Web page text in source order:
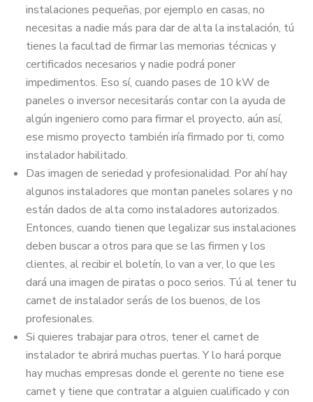
instalaciones pequeñas, por ejemplo en casas, no
necesitas a nadie más para dar de alta la instalación, tú
tienes la facultad de firmar las memorias técnicas y
certificados necesarios y nadie podrá poner
impedimentos. Eso sí, cuando pases de 10 kW de
paneles o inversor necesitarás contar con la ayuda de
algún ingeniero como para firmar el proyecto, aún así,
ese mismo proyecto también iría firmado por ti, como
instalador habilitado.
Das imagen de seriedad y profesionalidad. Por ahí hay
algunos instaladores que montan paneles solares y no
están dados de alta como instaladores autorizados.
Entonces, cuando tienen que legalizar sus instalaciones
deben buscar a otros para que se las firmen y los
clientes, al recibir el boletín, lo van a ver, lo que les
dará una imagen de piratas o poco serios. Tú al tener tu
carnet de instalador serás de los buenos, de los
profesionales.
Si quieres trabajar para otros, tener el carnet de
instalador te abrirá muchas puertas. Y lo hará porque
hay muchas empresas donde el gerente no tiene ese
carnet y tiene que contratar a alguien cualificado y con